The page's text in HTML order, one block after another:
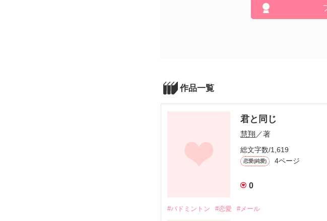
作品一覧
君と同じ
慧翔／著
総文字数/1,619
恋愛(純愛) 4ページ
0
#バドミントン #恋愛 #メール